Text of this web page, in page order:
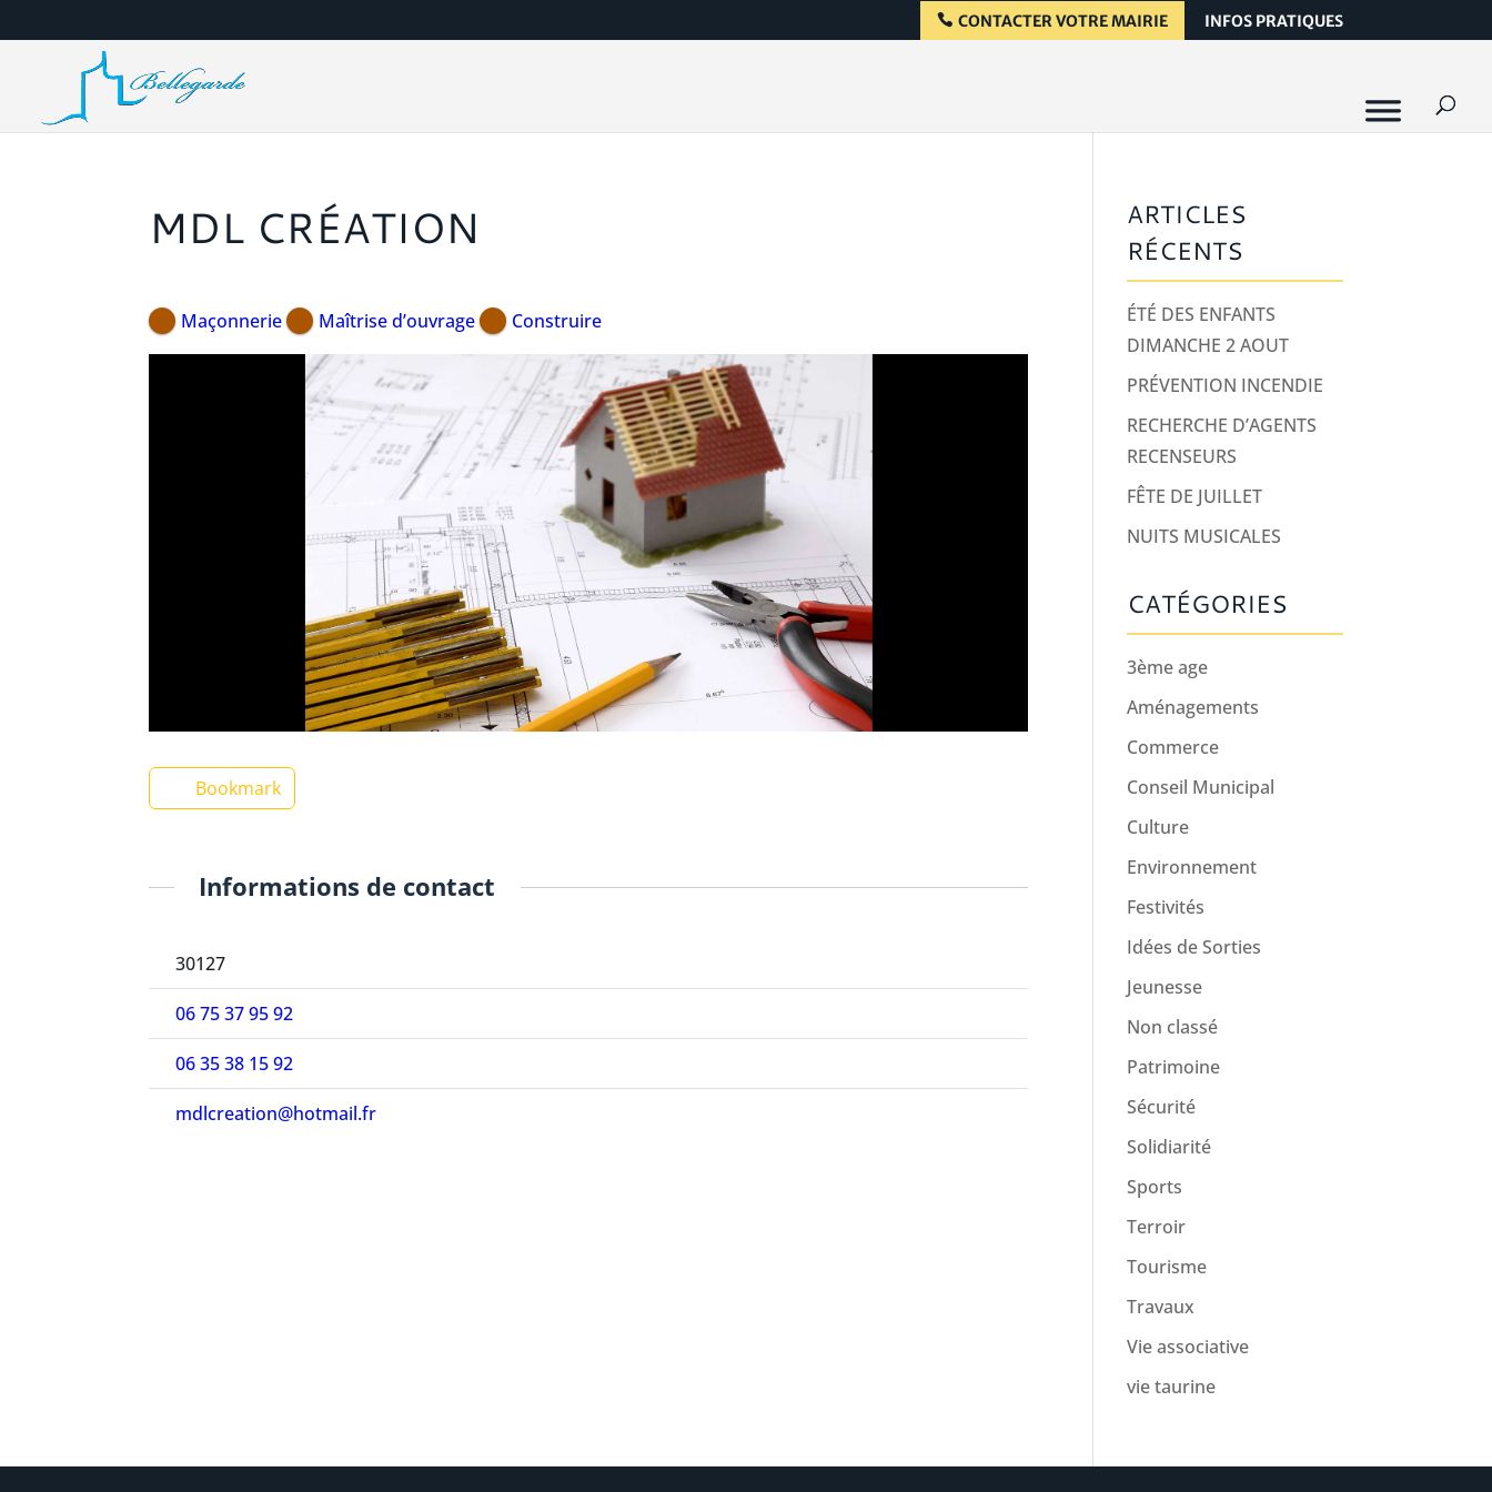
CONTACTER VOTRE MAIRIE INFOS PRATIQUES
MDL CRÉATION
Maçonnerie Maîtrise d’ouvrage Construire
Bookmark
Informations de contact
30127
06 75 37 95 92
06 35 38 15 92
mdlcreation@hotmail.fr
ARTICLES
RÉCENTS
ÉTÉ DES ENFANTS
DIMANCHE 2 AOUT
PRÉVENTION INCENDIE
RECHERCHE D’AGENTS
RECENSEURS
FÊTE DE JUILLET
NUITS MUSICALES
CATÉGORIES
3ème age
Aménagements
Commerce
Conseil Municipal
Culture
Environnement
Festivités
Idées de Sorties
Jeunesse
Non classé
Patrimoine
Sécurité
Solidiarité
Sports
Terroir
Tourisme
Travaux
Vie associative
vie taurine